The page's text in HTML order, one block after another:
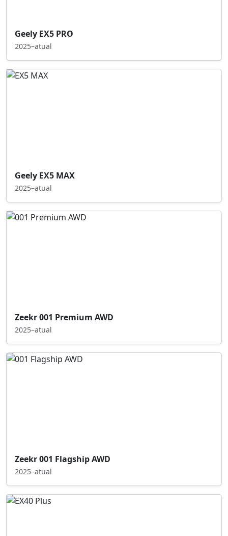
Geely EX5 PRO
2025–atual
Geely EX5 MAX
2025–atual
Zeekr 001 Premium AWD
2025–atual
Zeekr 001 Flagship AWD
2025–atual